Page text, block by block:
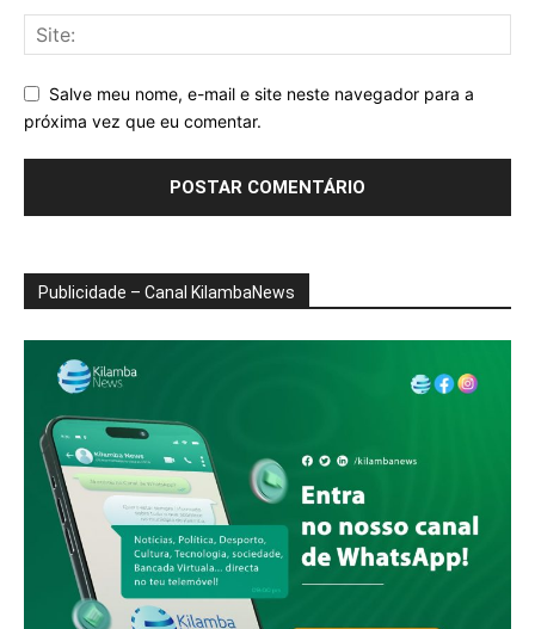
Salve meu nome, e-mail e site neste navegador para a
próxima vez que eu comentar.
Publicidade – Canal KilambaNews